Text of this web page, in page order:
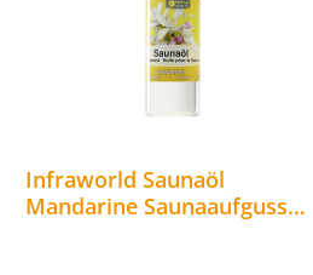
Infraworld Saunaöl
Mandarine Saunaaufguss